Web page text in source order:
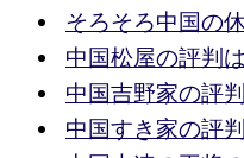
そろそろ中国の
中国松屋の評判
中国吉野家の評
中国すき家の評